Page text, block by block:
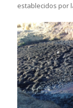
establecidos por